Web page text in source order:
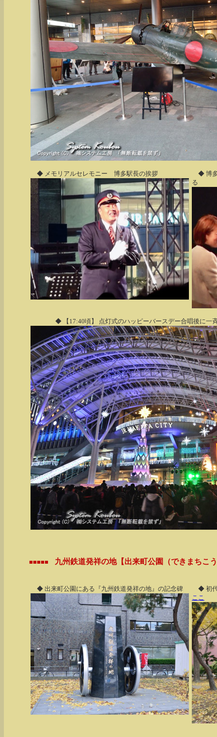
◆ メモリアルセレモニー 博多駅長の挨拶
◆ 博多
る
◆ 【17:40頃】 点灯式のハッピーバースデー合唱後に一
■■■■■ 九州鉄道発祥の地【出来町公園（できまちこ
◆ 出来町公園にある『九州鉄道発祥の地』の記念碑
◆ 初代
ここ